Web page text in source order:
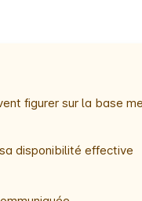
figurer sur la base
disponibilité effective